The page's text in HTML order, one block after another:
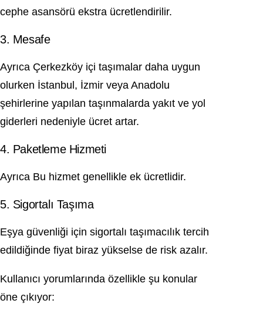
cephe asansörü ekstra ücretlendirilir.
3. Mesafe
Ayrıca Çerkezköy içi taşımalar daha uygun
olurken İstanbul, İzmir veya Anadolu
şehirlerine yapılan taşınmalarda yakıt ve yol
giderleri nedeniyle ücret artar.
4. Paketleme Hizmeti
Ayrıca Bu hizmet genellikle ek ücretlidir.
5. Sigortalı Taşıma
Eşya güvenliği için sigortalı taşımacılık tercih
edildiğinde fiyat biraz yükselse de risk azalır.
Kullanıcı yorumlarında özellikle şu konular
öne çıkıyor: